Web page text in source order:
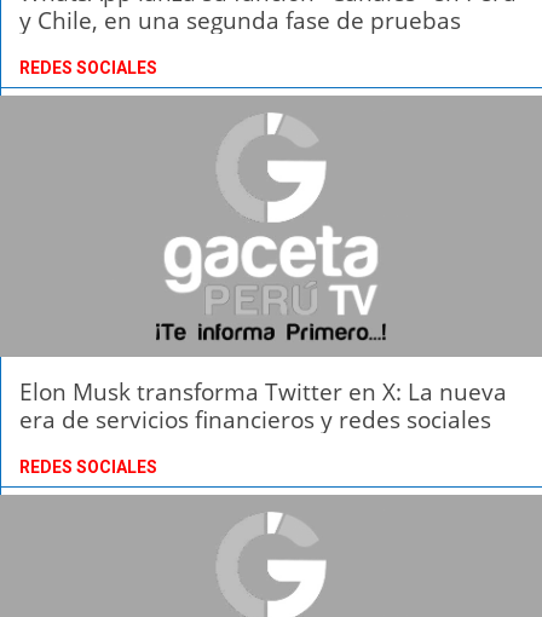
y Chile, en una segunda fase de pruebas
REDES SOCIALES
Elon Musk transforma Twitter en X: La nueva
era de servicios financieros y redes sociales
REDES SOCIALES